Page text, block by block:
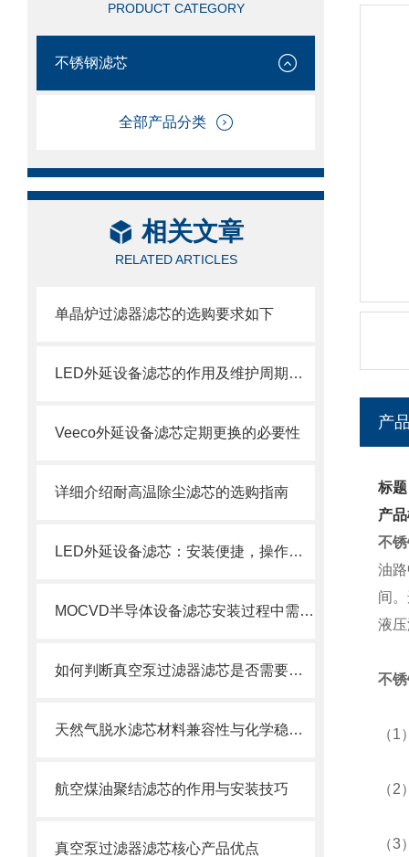
PRODUCT CATEGORY
不锈钢滤芯
全部产品分类
相关文章
RELATED ARTICLES
单晶炉过滤器滤芯的选购要求如下
LED外延设备滤芯的作用及维护周期科普
Veeco外延设备滤芯定期更换的必要性
详细介绍耐高温除尘滤芯的选购指南
LED外延设备滤芯：安装便捷，操作轻松
MOCVD半导体设备滤芯安装过程中需要注意的几个关键步骤
如何判断真空泵过滤器滤芯是否需要更换？
天然气脱水滤芯材料兼容性与化学稳定性
航空煤油聚结滤芯的作用与安装技巧
真空泵过滤器滤芯核心产品优点
产
标
产
不
油
间
液
不
（
（
（